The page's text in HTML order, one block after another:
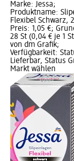
Marke: Jessa;
Produktname:
Flexibel Schwarz,
Preis: 1,05 €;
28 St (0,04 € je 1
von dm Grafik;
Verfügbarkeit:
Lieferbar, Status
Markt wählen